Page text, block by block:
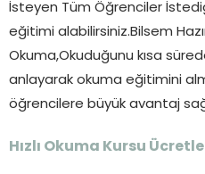
İsteyen Tüm Öğrenciler
eğitimi alabilirsiniz.Bilsem
Okuma,Okuduğunu kısa
anlayarak okuma eğitimini
öğrencilere büyük avantaj
Hızlı Okuma Kursu